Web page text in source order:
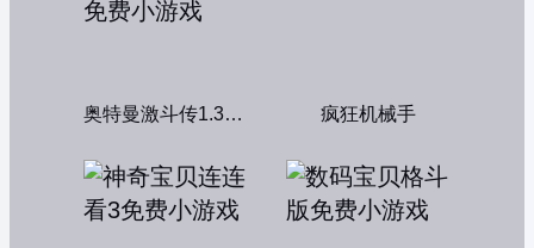
奥特曼激斗传1.3双人无敌版 疯狂机械手